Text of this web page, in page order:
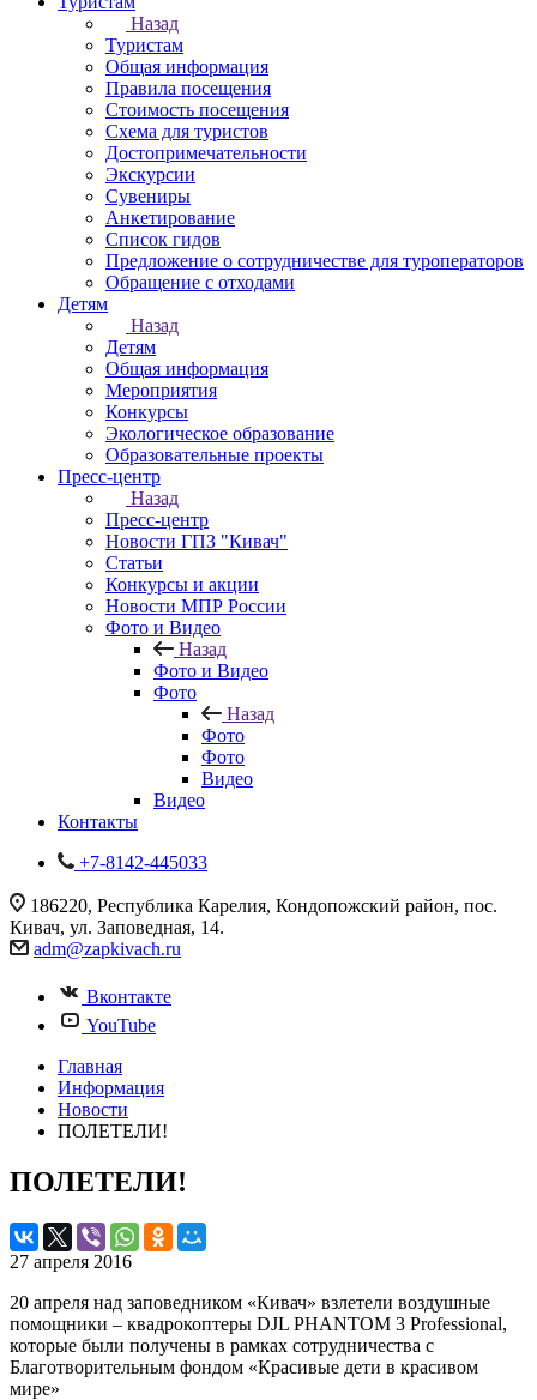
Назад
Туристам
Общая информация
Правила посещения
Стоимость посещения
Схема для туристов
Достопримечательности
Экскурсии
Сувениры
Анкетирование
Список гидов
Предложение о сотрудничестве для туроператоров
Обращение с отходами
Детям
Назад
Детям
Общая информация
Мероприятия
Конкурсы
Экологическое образование
Образовательные проекты
Пресс-центр
Назад
Пресс-центр
Новости ГПЗ "Кивач"
Статьи
Конкурсы и акции
Новости МПР России
Фото и Видео
Назад
Фото и Видео
Фото
Назад
Фото
Фото
Видео
Видео
Контакты
+7-8142-445033
186220, Республика Карелия, Кондопожский район, пос.
Кивач, ул. Заповедная, 14.
adm@zapkivach.ru
Вконтакте
YouTube
Главная
Информация
Новости
ПОЛЕТЕЛИ!
ПОЛЕТЕЛИ!
27 апреля 2016
20 апреля над заповедником «Кивач» взлетели воздушные
помощники – квадрокоптеры DJL PHANTOM 3 Professional,
которые были получены в рамках сотрудничества с
Благотворительным фондом «Красивые дети в красивом
мире»